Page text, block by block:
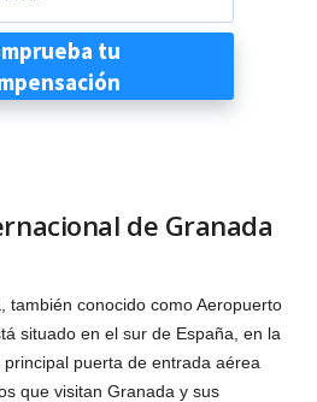
de Granada
también conocido como Aeropuerto
situado en el sur de España, en la
puerta de entrada aérea
que visitan Granada y sus